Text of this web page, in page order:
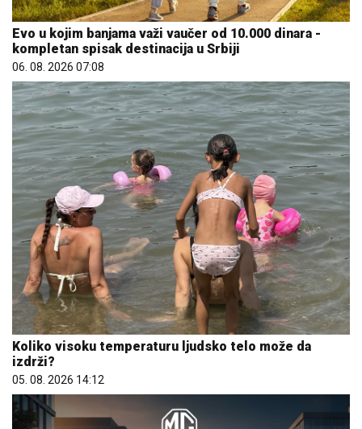
Evo u kojim banjama važi vaučer od 10.000 dinara -
kompletan spisak destinacija u Srbiji
06. 08. 2026 07:08
Koliko visoku temperaturu ljudsko telo može da
izdrži?
05. 08. 2026 14:12